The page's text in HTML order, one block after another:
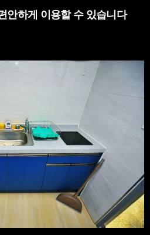
안하게 이용할 수 있습니다